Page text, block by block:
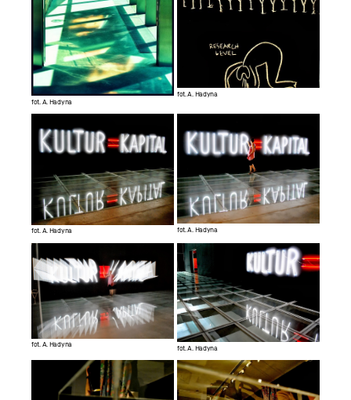
fot. A. Hadyna
fot. A. Hadyna
fot. A. Hadyna fot. A. Hadyna
fot. A. Hadyna fot. A. Hadyna